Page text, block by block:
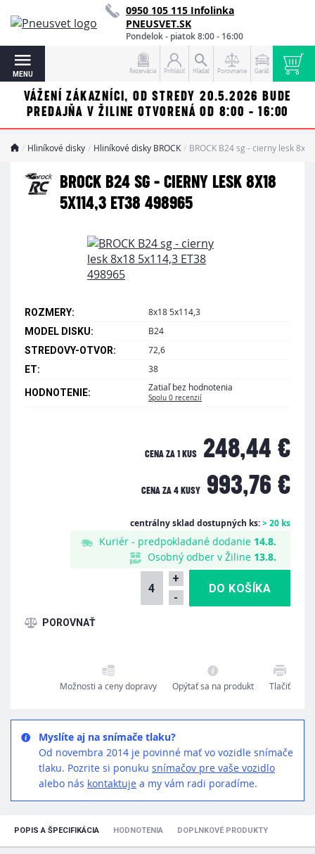
0950 105 115 Infolinka
PNEUSVET.SK
Pondelok - piatok 8:00 - 16:00
MENU Rezervácia Prihlásiť Hľadať Porovnanie Garáž
VÁŽENÍ ZÁKAZNÍCI, OD STREDY 20.5.2026 BUDE
PREDAJŇA V ŽILINE OTVORENÁ OD 8:00 - 16:00
Hliníkové disky Hliníkové disky BROCK BROCK B24 sg - cierny lesk
BROCK B24 SG - CIERNY LESK 8X18
5X114,3 ET38 498965
ROZMERY: 8x18 5x114,3
MODEL DISKU: B24
STREDOVY-OTVOR: 72,6
ET: 38
HODNOTENIE: Zatiaľ bez hodnotenia
Spolu 0 recenzií
CENA ZA 1 KUS 248,44 €
CENA ZA 4 KUSY 993,76 €
centrálny sklad dostupných ks:> 20 ks
Kuriér - predpokladané dodanie 14.8.
Osobný odber v Žiline 13.8.
+
-
Možnosti a ceny dopravy Opýtať sa na produkt Tlačiť
Myslíte aj na snímače tlaku?
Od novembra 2014 je povinné mať vo vozidle snímače
tlaku. Pozrite si ponuku snímačov pre vaše vozidlo
alebo nás kontaktuje a my vám radi poradíme.
POPIS A ŠPECIFIKÁCIA HODNOTENIA DOPLNKOVÉ PRODUKTY